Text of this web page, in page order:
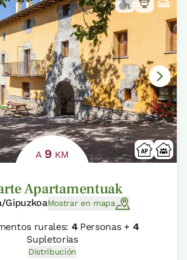
A 9 KM
Apartamentuak
GipuzkoaMostrar en mapa
rurales: 4Personas + 4
Supletorias
Distribución